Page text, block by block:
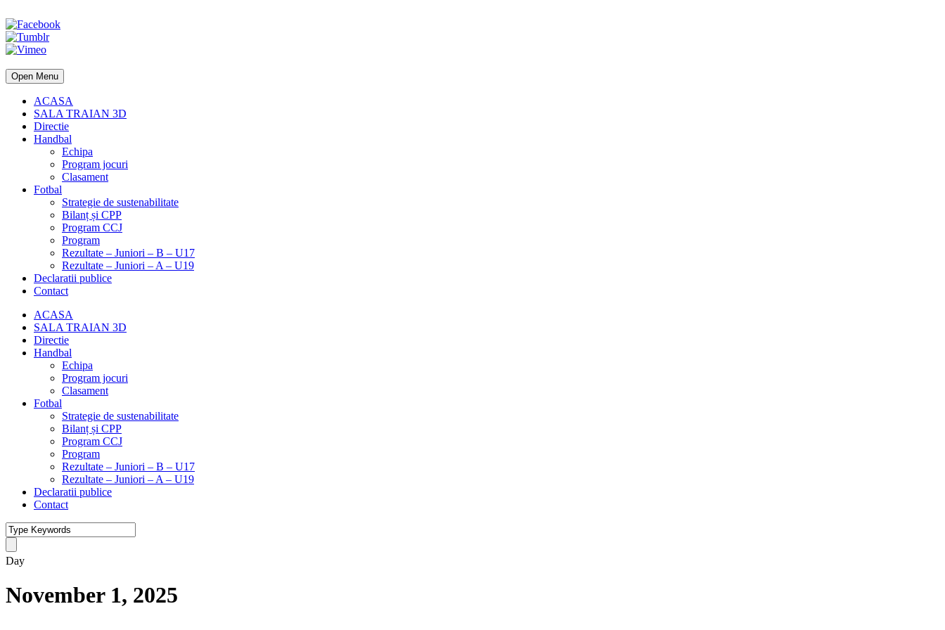
Open Menu
ACASA
SALA TRAIAN 3D
Directie
Handbal
Echipa
Program jocuri
Clasament
Fotbal
Strategie de sustenabilitate
Bilanț și CPP
Program CCJ
Program
Rezultate – Juniori – B – U17
Rezultate – Juniori – A – U19
Declaratii publice
Contact
ACASA
SALA TRAIAN 3D
Directie
Handbal
Echipa
Program jocuri
Clasament
Fotbal
Strategie de sustenabilitate
Bilanț și CPP
Program CCJ
Program
Rezultate – Juniori – B – U17
Rezultate – Juniori – A – U19
Declaratii publice
Contact
Day
November 1, 2025